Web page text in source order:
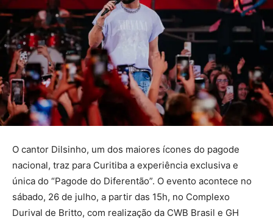
O cantor Dilsinho, um dos maiores ícones do pagode
nacional, traz para Curitiba a experiência exclusiva e
única do “Pagode do Diferentão”. O evento acontece no
sábado, 26 de julho, a partir das 15h, no Complexo
Durival de Britto, com realização da CWB Brasil e GH